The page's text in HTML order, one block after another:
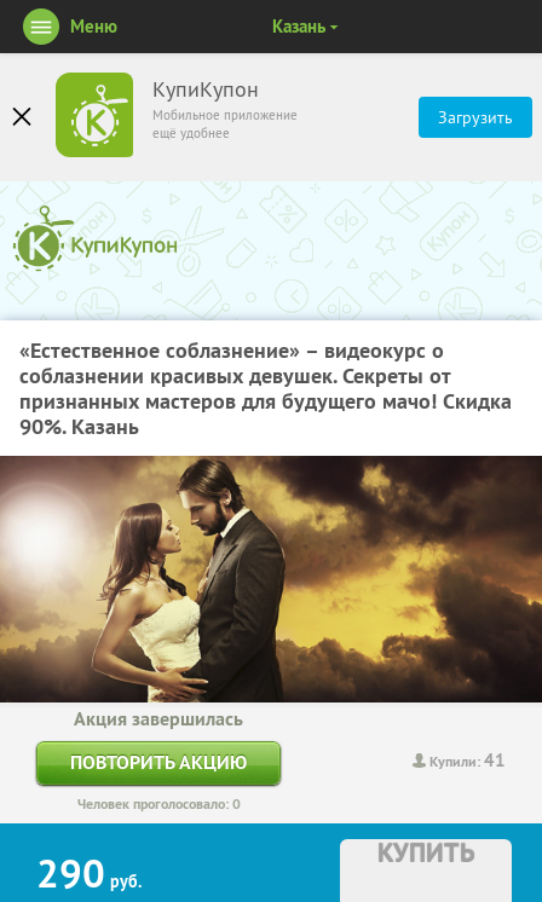
КупиКупон
Мобильное приложение
ещё удобнее
Загрузить
Меню Казань
«Естественное соблазнение» – видеокурс о
соблазнении красивых девушек. Секреты от
признанных мастеров для будущего мачо! Скидка
90%. Казань
Купили:41
Акция завершилась
ПОВТОРИТЬ АКЦИЮ
Человек проголосовало: 0
290 руб.
КУПИТЬ